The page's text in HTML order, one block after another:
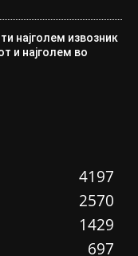
најголем извозник
и најголем во
4197
2570
1429
697